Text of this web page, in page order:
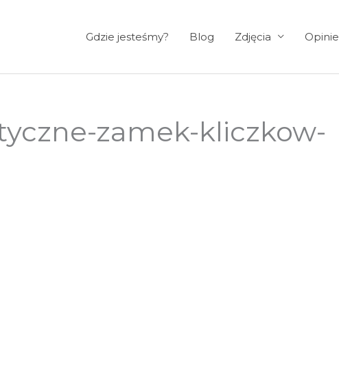
Gdzie jesteśmy? Blog Zdjęcia Opinie
zamek-kliczkow-